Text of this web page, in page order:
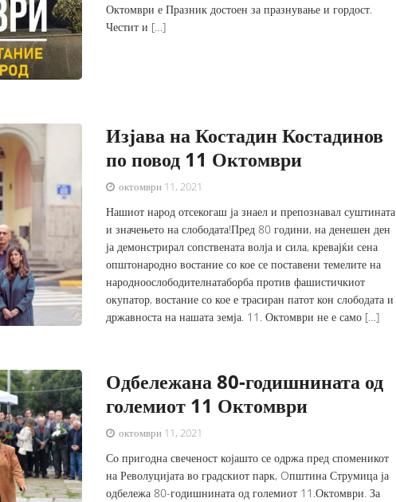
Октомври е Празник достоен за празнување и гордост.
Честит и […]
Изјава на Костадин Костадинов
по повод 11 Октомври
октомври 11, 2021
Нашиот народ отсекогаш ја знаел и препознавал суштината
и значењето на слободата!Пред 80 години, на денешен ден
ја демонстрирал сопствената волја и сила, кревајќи сена
општонародно востание со кое се поставени темелите на
народноослободителнатаборба против фашистичкиот
окупатор, востание со кое е трасиран патот кон слободата и
државноста на нашата земја. 11. Октомври не е само […]
Одбележана 80-годишнината од
големиот 11 Октомври
октомври 11, 2021
Со пригодна свеченост којашто се одржа пред споменикот
на Револуцијата во градскиот парк, Oпштина Струмица ја
одбележа 80-годишнината од големиот 11.Октомври. За